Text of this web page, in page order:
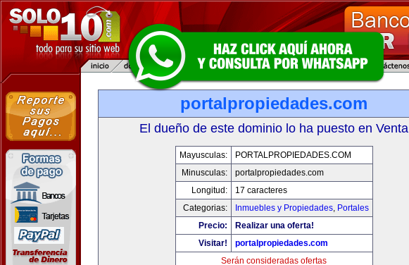
portalpropiedades.com
El dueño de este dominio lo ha puesto en Venta
Mayusculas:
PORTALPROPIEDADES.COM
Minusculas:
portalpropiedades.com
Longitud:
17 caracteres
Categorias:
Inmuebles y Propiedades, Portales
Precio:
Realizar una oferta!
Visitar!
portalpropiedades.com
Serán consideradas ofertas